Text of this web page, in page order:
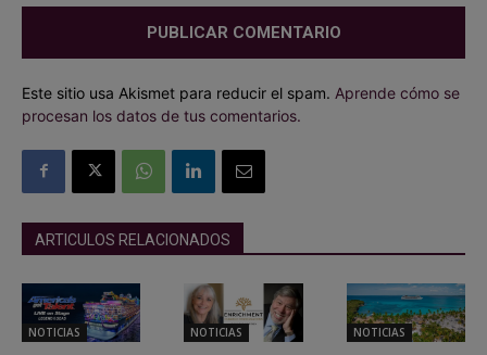
Este sitio usa Akismet para reducir el spam. Aprende cómo se
procesan los datos de tus comentarios.
ARTICULOS RELACIONADOS
NOTICIAS NOTICIAS NOTICIAS